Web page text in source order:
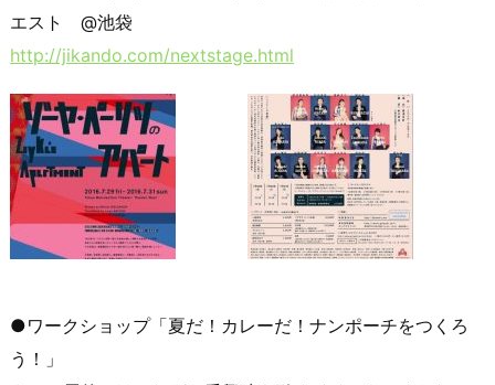
エスト @池袋
http://jikando.com/nextstage.html
●ワークショップ「夏だ！カレーだ！ナンポーチをつくろ
う！」